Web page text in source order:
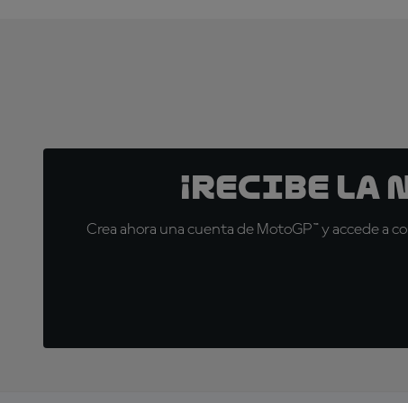
¡Recibe la
Crea ahora una cuenta de MotoGP™ y accede a